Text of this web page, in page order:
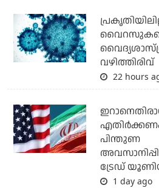
വഴിത്തിരിവ്
22 hours
പിന്തുണ
ട്രേഡ്
1 day ago